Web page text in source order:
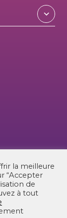
la meilleure
“Accepter
de
à tout